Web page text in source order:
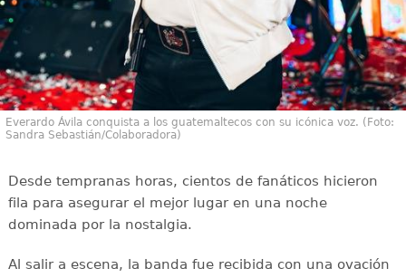
Everardo Ávila conquista a los guatemaltecos con su icónica voz. (Foto:
Sandra Sebastián/Colaboradora)
Desde tempranas horas, cientos de fanáticos hicieron
fila para asegurar el mejor lugar en una noche
dominada por la nostalgia.
Al salir a escena, la banda fue recibida con una ovación